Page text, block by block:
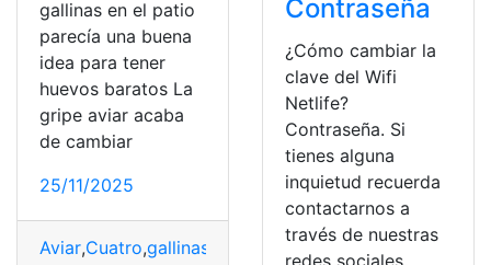
gallinas en el patio
parecía una buena
idea para tener
huevos baratos La
gripe aviar acaba
de cambiar
25/11/2025
Aviar,Cuatro,gallinas Huevos,juego,Reglas
Contraseña
¿Cómo cambiar la
clave del Wifi
Netlife?
Contraseña. Si
tienes alguna
inquietud recuerda
contactarnos a
través de nuestras